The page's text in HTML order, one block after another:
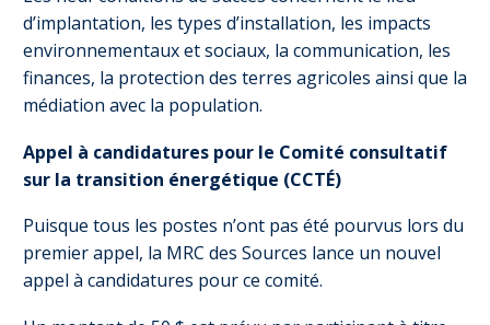
d’implantation, les types d’installation, les impacts
environnementaux et sociaux, la communication, les
finances, la protection des terres agricoles ainsi que la
médiation avec la population.
Appel à candidatures pour le Comité consultatif
sur la transition énergétique (CCTÉ)
Puisque tous les postes n’ont pas été pourvus lors du
premier appel, la MRC des Sources lance un nouvel
appel à candidatures pour ce comité.